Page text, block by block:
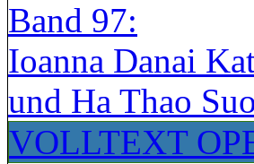
Band 97:
Ioanna Danai
und Ha Thao
VOLLTEXT